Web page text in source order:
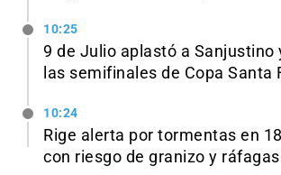
10:25
9 de Julio aplastó a Sanjustino
las semifinales de Copa Santa
10:24
Rige alerta por tormentas en
con riesgo de granizo y ráfagas